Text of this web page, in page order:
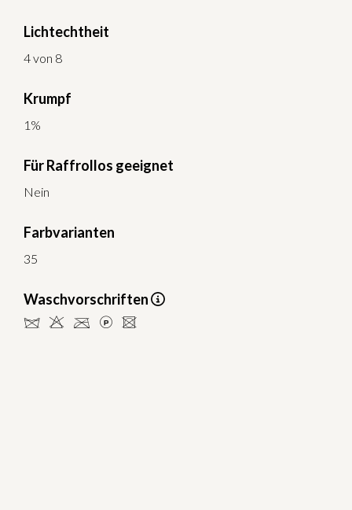
Lichtechtheit
4 von 8
Krumpf
1%
Für Raffrollos geeignet
Nein
Farbvarianten
35
Waschvorschriften
dHCLU